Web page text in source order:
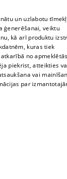
veselīga
un uzlabotu
ģenerēšanai, veiktu
kā arī produktu
kuras tiek
no
piekrist, atteikties
vai
par